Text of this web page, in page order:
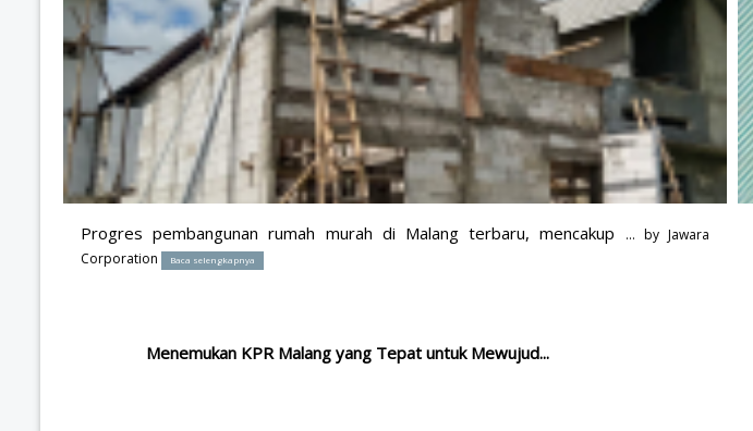
Progres pembangunan rumah murah di Malang terbaru, mencakup ... by Jawara
Corporation
Baca selengkapnya
Menemukan KPR Malang yang Tepat untuk Mewujud...